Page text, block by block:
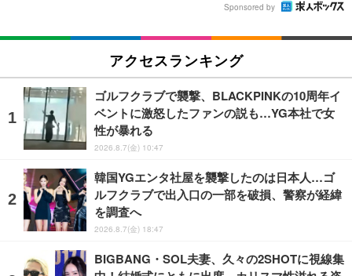
Sponsored by
アクセスランキング
ゴルフクラブで襲撃、BLACKPINKの10周年イ
ベントに激怒したファンの説も…YG本社で女
性が暴れる
2026.8.7(金) 10:47
韓国YGエンタ社屋を襲撃したのは日本人…ゴ
ルフクラブで出入口の一部を破損、警察が経緯
を調査へ
2026.8.7(金) 18:47
BIGBANG・SOL夫妻、久々の2SHOTに視線集